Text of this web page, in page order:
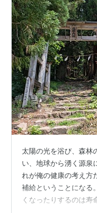
太陽の光を浴び、森林
い、地球から湧く源泉
れが俺の健康の考え方
補給ということになる
くなったりするのは寿